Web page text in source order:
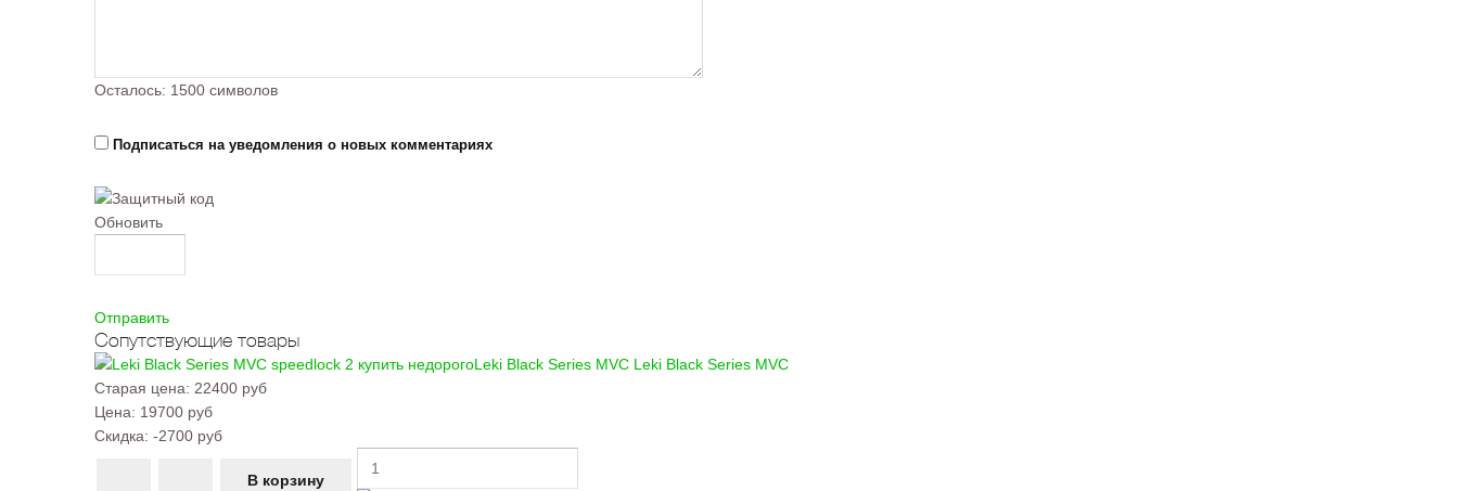
Осталось: 1500 символов
Подписаться на уведомления о новых комментариях
Обновить
Отправить
Сопутствующие товары
Leki Black Series MVC Leki Black Series MVC
Старая цена: 22400 руб
Цена: 19700 руб
Скидка: -2700 руб